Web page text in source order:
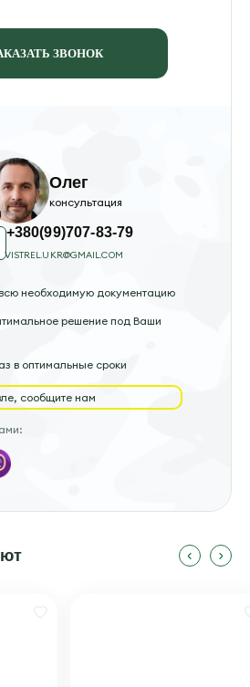
ЗВОНОК
Олег
консультация
+380(99)707-83-79
VISTREL.UKR@GMAIL.COM
необходимую документацию
решение под Ваши
в оптимальные сроки
сообщите нам